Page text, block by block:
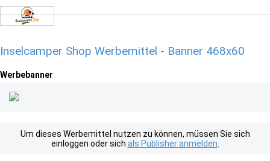
Inselcamper Shop Werbemittel - Banner 468x60
Werbebanner
Um dieses Werbemittel nutzen zu können, müssen Sie sich
einloggen oder sich als Publisher anmelden